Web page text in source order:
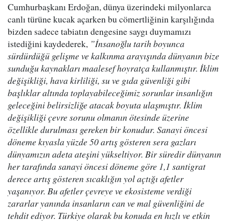
Cumhurbaşkanı Erdoğan, dünya üzerindeki milyonlarca
canlı türüne kucak açarken bu cömertliğinin karşılığında
bizden sadece tabiatın dengesine saygı duymamızı
istediğini kaydederek, ”İnsanoğlu tarih boyunca
sürdürdüğü gelişme ve kalkınma arayışında dünyanın bize
sunduğu kaynakları maalesef hoyratça kullanmıştır. İklim
değişikliği, hava kirliliği, su ve gıda güvenliği gibi
başlıklar altında toplayabileceğimiz sorunlar insanlığın
geleceğini belirsizliğe atacak boyuta ulaşmıştır. İklim
değişikliği çevre sorunu olmanın ötesinde üzerine
özellikle durulması gereken bir konudur. Sanayi öncesi
döneme kıyasla yüzde 50 artış gösteren sera gazları
dünyamızın adeta ateşini yükseltiyor. Bir süredir dünyanın
her tarafında sanayi öncesi döneme göre 1,1 santigrat
derece artış gösteren sıcaklığın yol açtığı afetler
yaşanıyor. Bu afetler çevreye ve ekosisteme verdiği
zararlar yanında insanların can ve mal güvenliğini de
tehdit ediyor. Türkiye olarak bu konuda en hızlı ve etkin